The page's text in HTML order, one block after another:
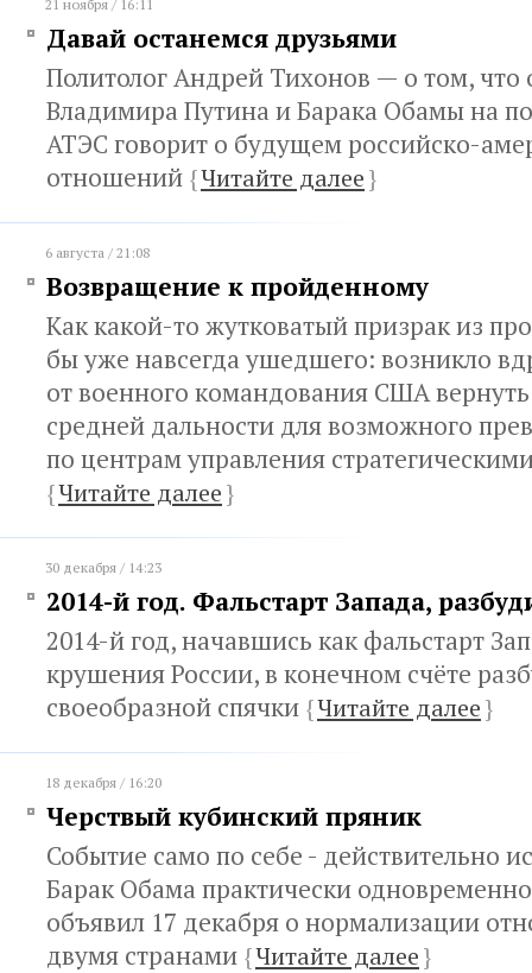
21 ноября / 16:11
Давай останемся друзьями
Политолог Андрей Тихонов — о том,
Владимира Путина и Барака Обамы на
АТЭС говорит о будущем российско-
отношений {Читайте далее}
6 августа / 21:08
Возвращение к пройденному
Как какой-то жутковатый призрак из
бы уже навсегда ушедшего: возникло
от военного командования США
средней дальности для возможного
по центрам управления
{Читайте далее}
30 декабря / 14:23
2014-й год. Фальстарт Запада,
2014-й год, начавшись как фальстарт
крушения России, в конечном счёте
своеобразной спячки {Читайте далее}
18 декабря / 16:20
Черствый кубинский пряник
Событие само по себе - действительно
Барак Обама практически
объявил 17 декабря о нормализации
двумя странами {Читайте далее}